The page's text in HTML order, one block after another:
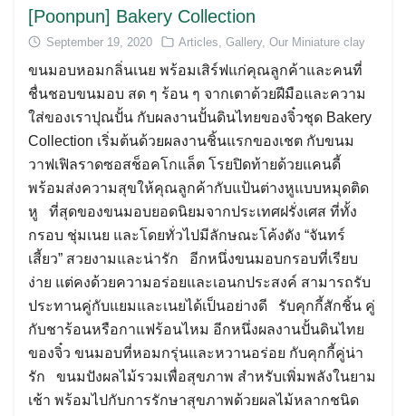
[Poonpun] Bakery Collection
September 19, 2020 Articles, Gallery, Our Miniature clay
ขนมอบหอมกลิ่นเนย พร้อมเสิร์ฟแก่คุณลูกค้าและคนที่
ชื่นชอบขนมอบ สด ๆ ร้อน ๆ จากเตาด้วยฝีมือและความ
ใส่ของเราปุณปั้น กับผลงานปั้นดินไทยของจิ๋วชุด Bakery
Collection เริ่มต้นด้วยผลงานชิ้นแรกของเชต กับขนม
วาฟเฟิลราดซอสช็อคโกแล็ต โรยปิดท้ายด้วยแคนดี้
พร้อมส่งความสุขให้คุณลูกค้ากับแป้นต่างหูแบบหมุดติด
หู ที่สุดของขนมอบยอดนิยมจากประเทศฝรั่งเศส ที่ทั้ง
กรอบ ชุ่มเนย และโดยทั่วไปมีลักษณะโค้งดัง “จันทร์
เสี้ยว” สวยงามและน่ารัก อีกหนึ่งขนมอบกรอบที่เรียบ
ง่าย แต่คงด้วยความอร่อยและเอนกประสงค์ สามารถรับ
ประทานคู่กับแยมและเนยได้เป็นอย่างดี รับคุกกี้สักชิ้น คู่
กับชาร้อนหรือกาแฟร้อนไหม อีกหนึ่งผลงานปั้นดินไทย
ของจิ๋ว ขนมอบที่หอมกรุ่นและหวานอร่อย กับคุกกี้คู่น่า
รัก ขนมปังผลไม้รวมเพื่อสุขภาพ สำหรับเพิ่มพลังในยาม
เช้า พร้อมไปกับการรักษาสุขภาพด้วยผลไม้หลากชนิด